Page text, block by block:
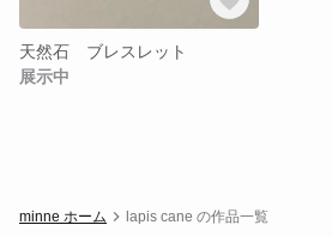
天然石 ブレスレット
展示中
minne ホーム lapis cane の作品一覧